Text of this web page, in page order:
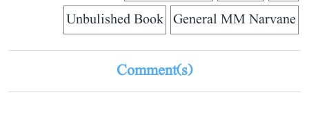
General MM Narvane
Unbulished Book
Comment(s)